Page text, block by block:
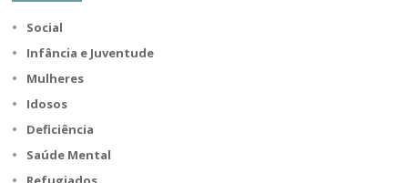
Social
Infância e Juventude
Mulheres
Idosos
Deficiência
Saúde Mental